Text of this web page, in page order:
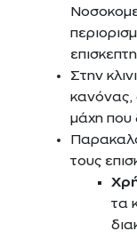
Στην
κανόνας,
μάχη που
τους
τα